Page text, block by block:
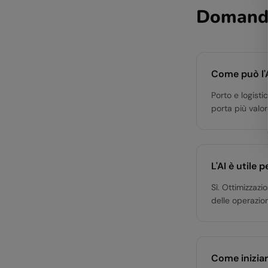
Come può
Porto e
porta più
L'AI è utile
Sì.
delle
Come